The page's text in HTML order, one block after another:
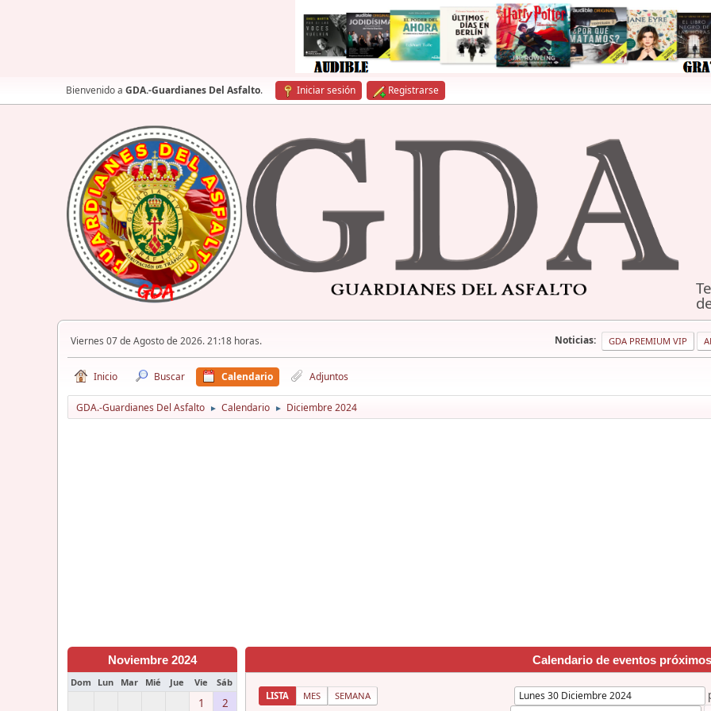
Bienvenido a GDA.-Guardianes Del Asfalto. Iniciar sesión Registrarse
Viernes 07 de Agosto de 2026. 21:18 horas. Noticias: GDA PREMIUM VIP
Inicio Buscar Calendario Adjuntos
GDA.-Guardianes Del Asfalto ► Calendario ► Diciembre 2024
Noviembre 2024
Dom Lun Mar Mié Jue Vie Sáb
1 2
Calendario de eventos próximos
LISTA MES SEMANA